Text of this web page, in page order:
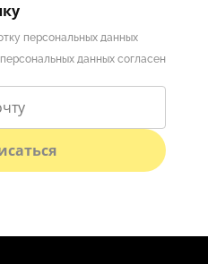
персональных данных
данных согласен